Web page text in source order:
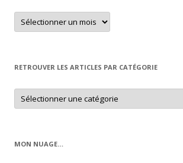
Retrouver
un
article
RETROUVER LES ARTICLES PAR CATÉGORIE
Retrouver
les
articles
MON NUAGE…